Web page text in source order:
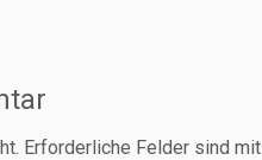
Erforderliche Felder sind mit